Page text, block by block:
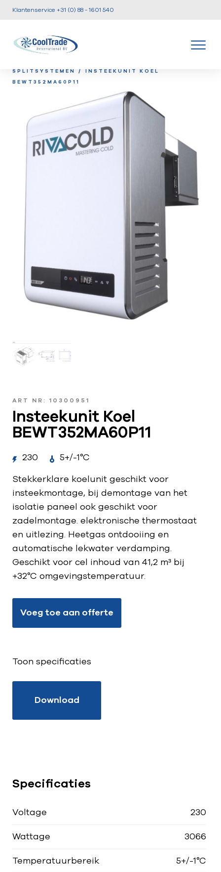
Klantenservice +31 (0) 88 - 1601 540
SPLITSYSTEMEN / INSTEEKUNIT KOEL
BEWT352MA60P11
ART NR: 10300951
Insteekunit Koel
BEWT352MA60P11
230 5+/-1°C
Stekkerklare koelunit geschikt voor
insteekmontage, bij demontage van het
isolatie paneel ook geschikt voor
zadelmontage. elektronische thermostaat
en uitlezing. Heetgas ontdooiing en
automatische lekwater verdamping.
Geschikt voor cel inhoud van 41,2 m³ bij
+32°C omgevingstemperatuur.
Voeg toe aan offerte
Toon specificaties
Download
Specificaties
Voltage 230
Wattage 3066
Temperatuurbereik 5+/-1°C